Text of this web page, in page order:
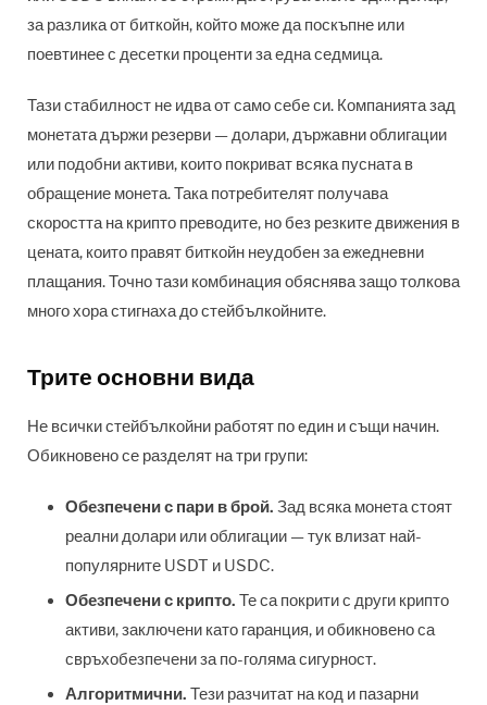
за разлика от биткойн, който може да поскъпне или
поевтинее с десетки проценти за една седмица.
Тази стабилност не идва от само себе си. Компанията зад
монетата държи резерви — долари, държавни облигации
или подобни активи, които покриват всяка пусната в
обращение монета. Така потребителят получава
скоростта на крипто преводите, но без резките движения в
цената, които правят биткойн неудобен за ежедневни
плащания. Точно тази комбинация обяснява защо толкова
много хора стигнаха до стейбълкойните.
Трите основни вида
Не всички стейбълкойни работят по един и същи начин.
Обикновено се разделят на три групи:
Обезпечени с пари в брой. Зад всяка монета стоят
реални долари или облигации — тук влизат най-
популярните USDT и USDC.
Обезпечени с крипто. Те са покрити с други крипто
активи, заключени като гаранция, и обикновено са
свръхобезпечени за по-голяма сигурност.
Алгоритмични. Тези разчитат на код и пазарни